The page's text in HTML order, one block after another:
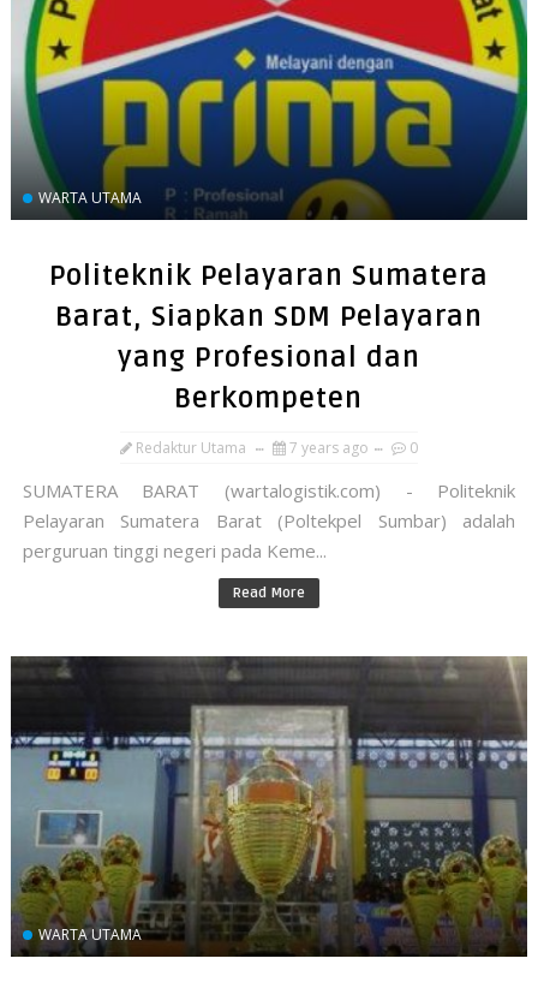
WARTA UTAMA
Politeknik Pelayaran Sumatera
Barat, Siapkan SDM Pelayaran
yang Profesional dan
Berkompeten
Redaktur Utama 7 years ago 0
SUMATERA BARAT (wartalogistik.com) - Politeknik
Pelayaran Sumatera Barat (Poltekpel Sumbar) adalah
perguruan tinggi negeri pada Keme...
Read More
WARTA UTAMA